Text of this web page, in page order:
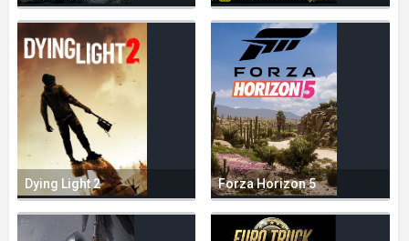
Dying Light 2 Forza Horizon 5